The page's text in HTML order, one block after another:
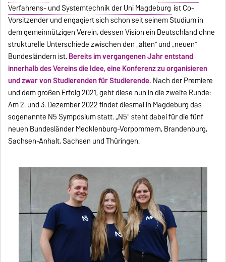
Verfahrens- und Systemtechnik der Uni Magdeburg ist Co-
Vorsitzender und engagiert sich schon seit seinem Studium in
dem gemeinnützigen Verein, dessen Vision ein Deutschland ohne
strukturelle Unterschiede zwischen den „alten” und „neuen”
Bundesländern ist.Bereits im vergangenen Jahr entstand
innerhalb des Vereins die Idee, eine Konferenz zu organisieren
und zwar von Studierenden für Studierende. Nach der Premiere
und dem großen Erfolg 2021, geht diese nun in die zweite Runde:
Am 2. und 3. Dezember 2022 findet diesmal in Magdeburg das
sogenannte N5 Symposium statt. „N5" steht dabei für die fünf
neuen Bundesländer Mecklenburg-Vorpommern, Brandenburg,
Sachsen-Anhalt, Sachsen und Thüringen.